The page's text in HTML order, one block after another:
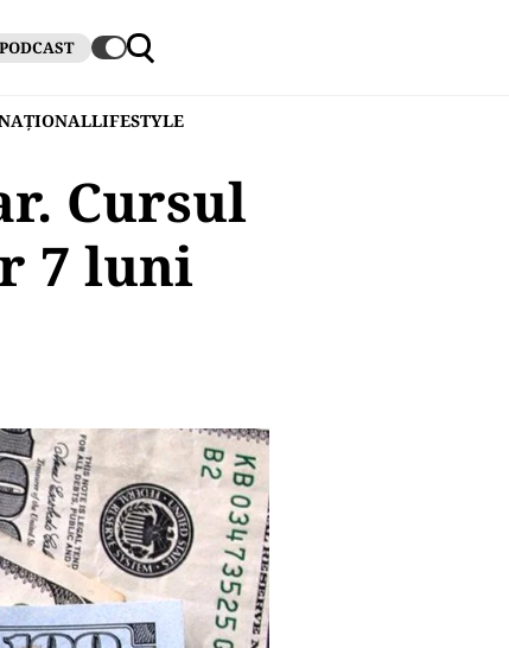
PODCAST
LIFESTYLE
Cursul
7 luni